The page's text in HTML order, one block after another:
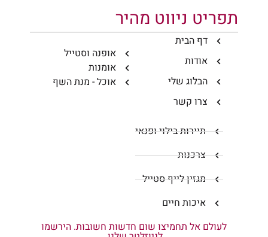
תפריט ניווט מהיר
דף הבית
אודות
הבלוג שלי
צרו קשר
אופנה וסטייל
אומנות
אוכל - מנת השף
תיירות בילוי ופנאי
צרכנות
מגזין לייף סטייל
איכות חיים
לעולם אל תחמיצו שום חדשות חשובות. הירשמו